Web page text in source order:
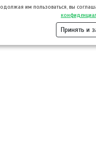
им пользоваться, вы
Принять и